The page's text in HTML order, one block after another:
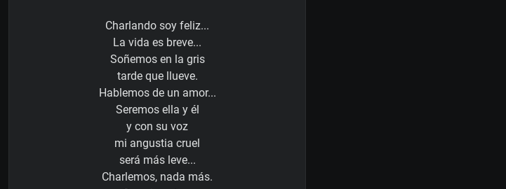
Charlando soy feliz...
La vida es breve...
Soñemos en la gris
tarde que llueve.
Hablemos de un amor...
Seremos ella y él
y con su voz
mi angustia cruel
será más leve...
Charlemos, nada más.